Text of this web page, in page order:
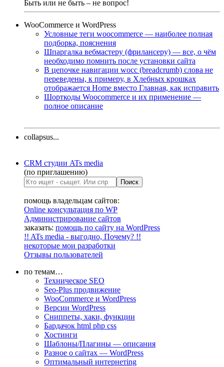
Быть или не быть – не вопрос!
WooCommerce и WordPress
Условные теги woocommerce — наиболее полная
подборка, пояснения
Шпаргалка вебмастеру (фрилансеру) — все, о чём
необходимо помнить после установки сайта
В цепочке навигации wocc (breadcrumb) слова не
переведены, к примеру, в Хлебных крошках
отображается Home вместо Главная, как исправить
Шорткоды Woocommerce и их применение —
полное описание
collapsus...
CRM студии ATs media
(по приглашению)
помощь владельцам сайтов:
Online консультация по WP
Администрирование сайтов
заказать: помощь по сайту на WordPress
!! ATs media - выгодно, Почему? !!
некоторые мои разработки
Отзывы пользователей
по темам…
Техническое SEO
Seo-Plus продвижение
WooCommerce и WordPress
Версии WordPress
Сниппеты, хаки, функции
Бардачок html php css
Хостинги
Шаблоны/Плагины — описания
Разное о сайтах — WordPress
Оптимальный интернетing